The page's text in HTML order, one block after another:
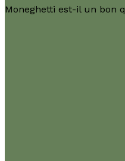
Moneghetti est-il un bon